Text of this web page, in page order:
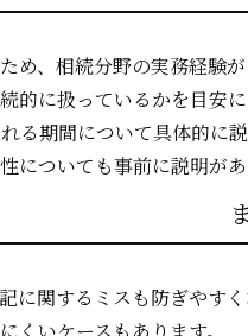
、相続分野の実務経験
に扱っているかを目安に
期間について具体的に
ついても事前に説明が
関するミスも防ぎやすく